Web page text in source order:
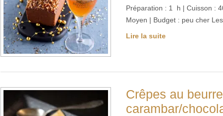
Préparation : 1 h | Cuisson :
Moyen | Budget : peu cher
Lire la suite
Crêpes au
carambar/